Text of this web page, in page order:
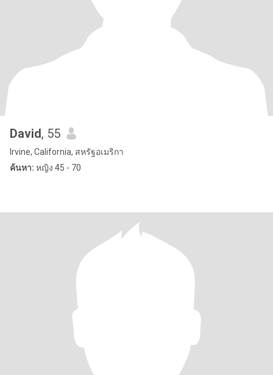
David, 55
Irvine, California, สหรัฐอเมริกา
ค้นหา: หญิง 45 - 70